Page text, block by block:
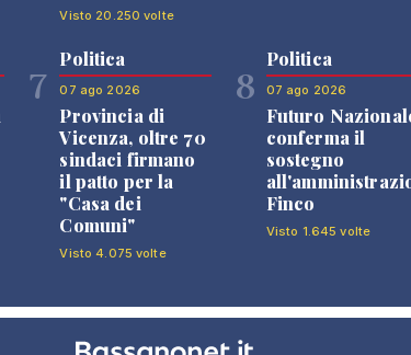
Visto 20.250 volte
7
Politica
07 ago 2026
Provincia di
Vicenza, oltre 70
sindaci firmano
il patto per la
"Casa dei
Comuni"
Visto 4.075 volte
8
Politica
07 ago 2026
Futuro
conferma il
sostegno
Finco
Visto 1.645 volte